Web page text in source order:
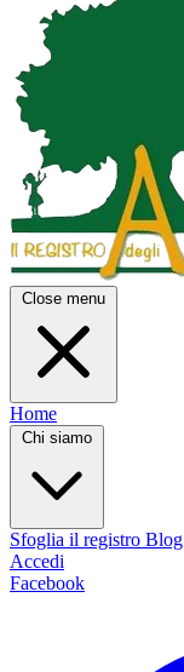
Close menu
Home
Chi siamo
Sfoglia il registro Blog
Accedi
Facebook